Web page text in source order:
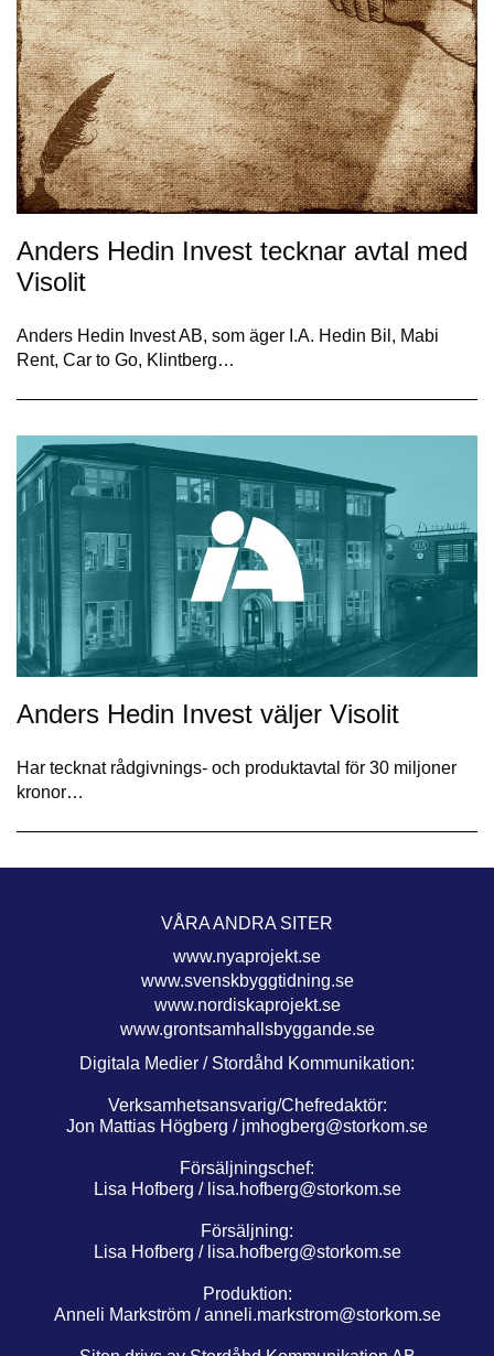
Anders Hedin Invest tecknar avtal med
Visolit
Anders Hedin Invest AB, som äger I.A. Hedin Bil, Mabi
Rent, Car to Go, Klintberg…
Anders Hedin Invest väljer Visolit
Har tecknat rådgivnings- och produktavtal för 30 miljoner
kronor…
VÅRA ANDRA SITER
www.nyaprojekt.se
www.svenskbyggtidning.se
www.nordiskaprojekt.se
www.grontsamhallsbyggande.se
Digitala Medier / Stordåhd Kommunikation:
Verksamhetsansvarig/Chefredaktör:
Jon Mattias Högberg / jmhogberg@storkom.se
Försäljningschef:
Lisa Hofberg / lisa.hofberg@storkom.se
Försäljning:
Lisa Hofberg / lisa.hofberg@storkom.se
Produktion:
Anneli Markström /anneli.markstrom@storkom.se